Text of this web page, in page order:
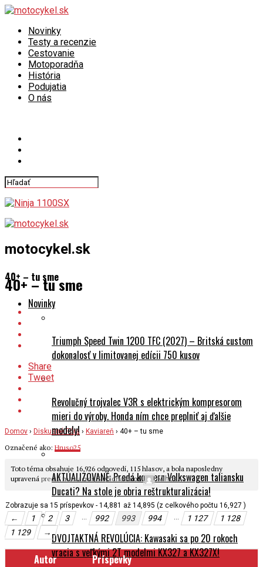
Novinky
Testy a recenzie
Cestovanie
Motoporadňa
História
Podujatia
O nás
motocykel.sk
40+ – tu sme
Novinky
Triumph Speed Twin 1200 TFC (2027) – Britská custom
dokonalosť v limitovanej edícii 750 kusov
Revolučný trojvalec V3R s elektrickým kompresorom
mieri do výroby. Honda ním chce preplniť aj ďalšie
modely!
AKTUALIZOVANÉ: Predá koncern Volkswagen taliansku
Ducati? Na stole je obria reštrukturalizácia!
DVOJTAKTNÁ REVOLÚCIA: Kawasaki sa po 20 rokoch
vracia s veľkými 2T modelmi KX327 a KX327X!
40+ – tu sme
Share
Tweet
Domov › Diskusné Fóra › Kaviareň › 40+ – tu sme
Označené ako: Hruso25
Toto téma obsahuje 16,926 odpovedí, 115 hlasov, a bola naposledny
upravenápred 7 mesiacmi, 3 týždňamiod Mlhos.
Zobrazuje sa 15 príspevkov - 14,881 až 14,895 (z celkového počtu 16,927 )
← 1 2 3 … 992 993 994 … 1 127
1 128
1 129
→
Autor Príspevky